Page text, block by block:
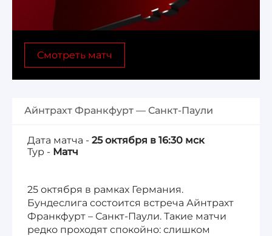
Лига 1, Чемпионат Франции
Бундеслига, Чемпионат Германии
Чемпионат Саудовской Аравии 25/26
Смотреть матч
Айнтрахт Франкфурт — Санкт-Паули
Дата матча - 25 октября в 16:30 мск
Тур - Матч
25 октября в рамках Германия.
Бундеслига состоится встреча Айнтрахт
Франкфурт – Санкт-Паули. Такие матчи
редко проходят спокойно: слишком